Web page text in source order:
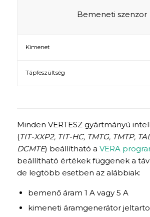
Bemeneti szenzor
Kimenet
Tápfeszültség
Minden VERTESZ gyártmányú
(TIT-XXP2, TIT-HC, TMTG, TMTP,
DCMTE) beállítható a VERA
beállítható értékek függenek a
de legtöbb esetben az alábbiak:
bemenő áram 1 A vagy 5 A
kimeneti áramgenerátor